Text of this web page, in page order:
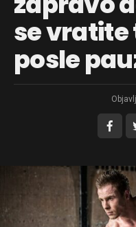
se
posle